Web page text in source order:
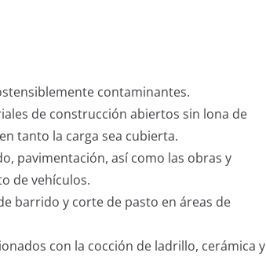
contaminantes.
de construcción abiertos sin lona de
tanto la carga sea cubierta.
pavimentación, así como las obras y
de vehículos.
barrido y corte de pasto en áreas de
con la cocción de ladrillo, cerámica y